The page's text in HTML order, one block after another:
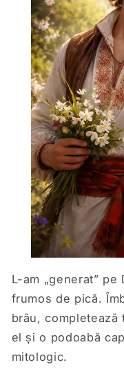
L-am „generat”
frumos de pică.
brâu,
el și o podoabă
mitologic.